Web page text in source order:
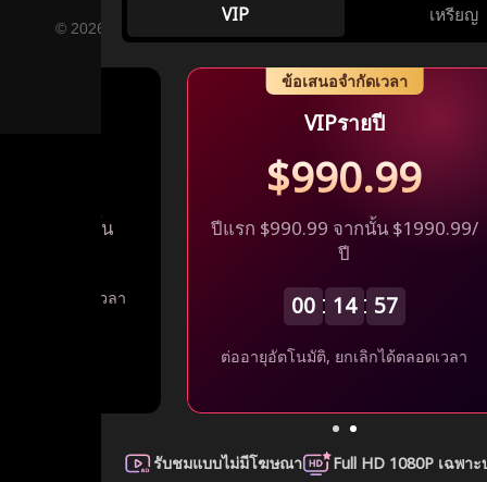
VIP เหรียญ
จากนั้น
เลิกได้ตลอดเวลา
ข้อเสนอจำกัดเวลา
VIPรายปี
$990.99
ปีแรก $990.99 จากนั้น $1990.99/
ปี
00 14 57
ต่ออายุอัตโนมัติ, ยกเลิกได้ตลอดเวลา
รับชมแบบไม่มีโฆษณา Full HD 1080P เฉพา
© 2026 FlexTV, All Rights Reserved YUDER PTE. LTD.